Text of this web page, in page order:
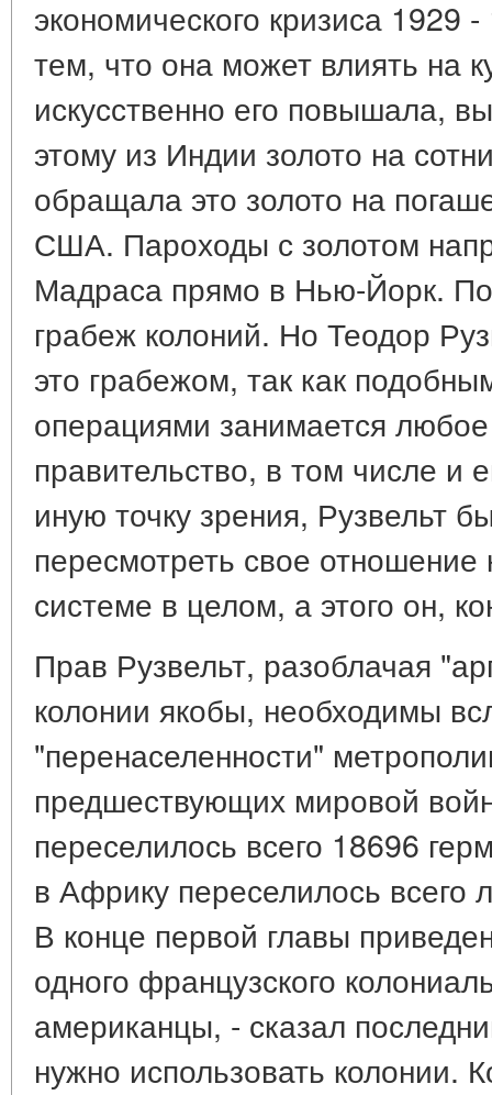
экономического кризиса 1929
тем, что она может влиять на
искусственно его повышала,
этому из Индии золото на
обращала это золото на
США. Пароходы с золотом
Мадраса прямо в Нью-Йорк.
грабеж колоний. Но Теодор
это грабежом, так как
операциями занимается
правительство, в том числе и
иную точку зрения, Рузвельт
пересмотреть свое отношение
системе в целом, а этого он,
Прав Рузвельт, разоблачая
колонии якобы, необходимы
"перенаселенности"
предшествующих мировой
переселилось всего 18696
в Африку переселилось
В конце первой главы
одного французского
американцы, - сказал
нужно использовать колонии.